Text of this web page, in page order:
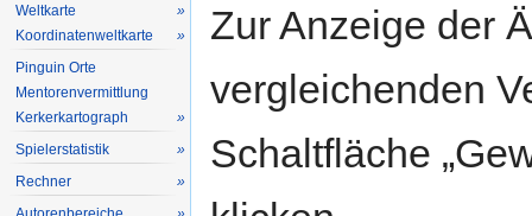
Zur Anzeige der
vergleichenden
Schaltfläche
Weltkarte
»
Koordinatenweltkarte
»
Pinguin Orte
Mentorenvermittlung
Kerkerkartograph
»
Spielerstatistik
»
Rechner
»